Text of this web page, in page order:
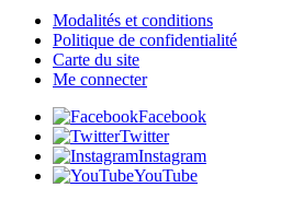
Modalités et conditions
Politique de confidentialité
Carte du site
Me connecter
Facebook
Twitter
Instagram
YouTube